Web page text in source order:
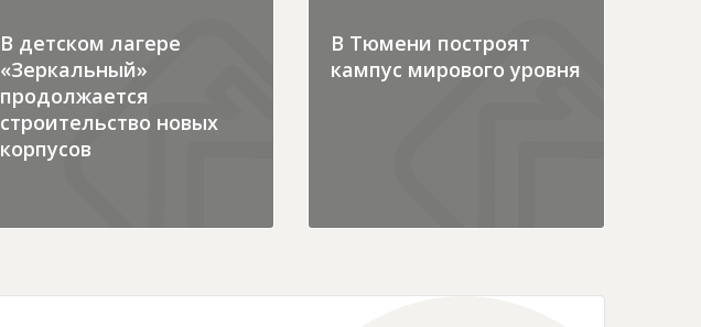
В детском лагере
«Зеркальный»
продолжается
строительство новых
корпусов
В Тюмени построят
кампус мирового уровня